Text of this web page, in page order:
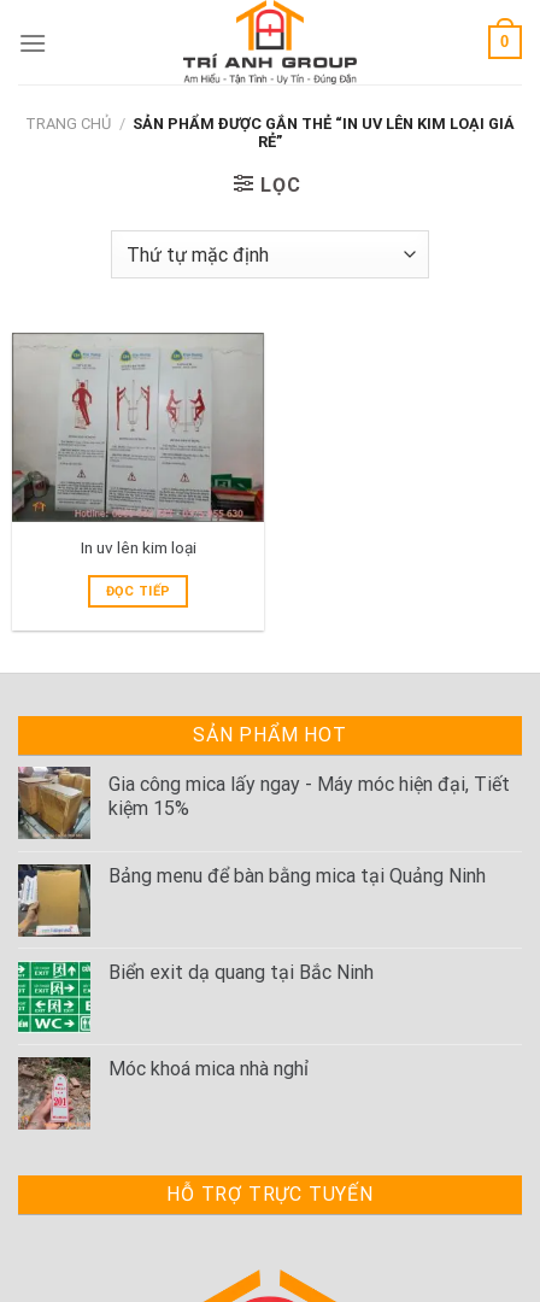
0
TRANG CHỦ / SẢN PHẨM ĐƯỢC GẮN THẺ “IN UV LÊN KIM LOẠI GIÁ
RẺ”
LỌC
In uv lên kim loại
ĐỌC TIẾP
SẢN PHẨM HOT
Gia công mica lấy ngay - Máy móc hiện đại, Tiết
kiệm 15%
Bảng menu để bàn bằng mica tại Quảng Ninh
Biển exit dạ quang tại Bắc Ninh
Móc khoá mica nhà nghỉ
HỖ TRỢ TRỰC TUYẾN